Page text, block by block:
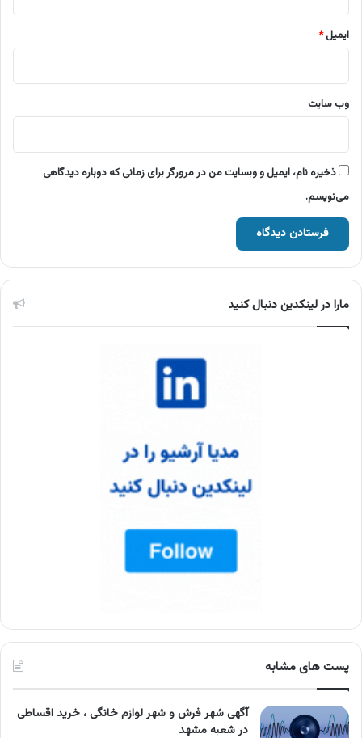
ایمیل*
وب‌ سایت
ذخیره نام، ایمیل و وبسایت من در مرورگر برای زمانی که دوباره دیدگاهی
می‌نویسم.
مارا در لینکدین دنبال کنید
پست های مشابه
آگهی شهر فرش و شهر لوازم خانگی ، خرید اقساطی
در شعبه مشهد